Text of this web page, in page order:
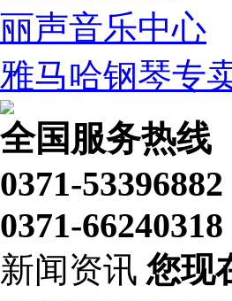
丽声音乐中心
雅马哈钢琴专
全国服务热线
0371-53396882
0371-66240318
新闻资讯 您现